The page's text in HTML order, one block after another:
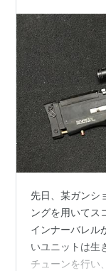
先日、某ガンシ
ングを用いてス
インナーバレル
いユニットは生
チューンを行い